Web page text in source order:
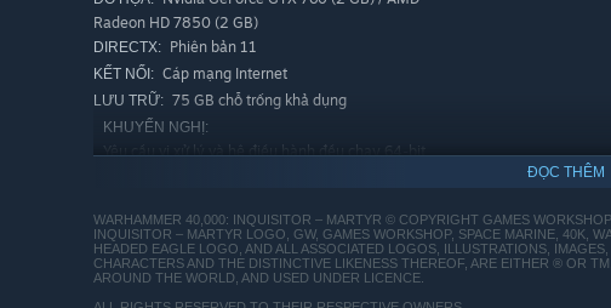
use the unspeakable powers of the Warp with the Primaris
each classes that fit your playstyle.
TRAVERSE A WHOLE GALACTIC SECTOR
Radeon HD 7850 (2 GB)
DIRECTX: Phiên bản 11
KẾT NỐI: Cáp mạng Internet
LƯU TRỮ: 75 GB chỗ trống khả dụng
KHUYẾN NGHỊ:
Yêu cầu vi xử lý và hệ điều hành đều chạy 64-bit
CPU FX-8320 (3.5 GHz)
BỘ NHỚ: 8 GB RAM
ĐỒ HỌA: Nvidia GeForce GTX 1060 (3 GB) / AMD
Radeon RX 480 (4 GB)
ĐỌC THÊM
WARHAMMER 40,000: INQUISITOR – MARTYR © COPYRIGHT GAMES
INQUISITOR – MARTYR LOGO, GW, GAMES WORKSHOP, SPACE MARINE, 40K,
HEADED EAGLE LOGO, AND ALL ASSOCIATED LOGOS, ILLUSTRATIONS,
CHARACTERS AND THE DISTINCTIVE LIKENESS THEREOF, ARE EITHER ® OR
AROUND THE WORLD, AND USED UNDER LICENCE.